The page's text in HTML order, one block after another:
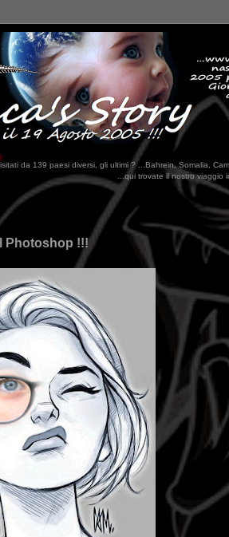
da 139 paesi diversi, gli ultimi ? ...Bahrein, Somalia,
...qui trovate il nostro viaggio in MESSICO 2023...clikka qui
Photoshop !!!